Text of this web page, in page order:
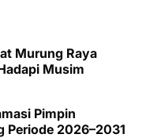
Murung Raya
Musim
Pimpin
Periode 2026–2031